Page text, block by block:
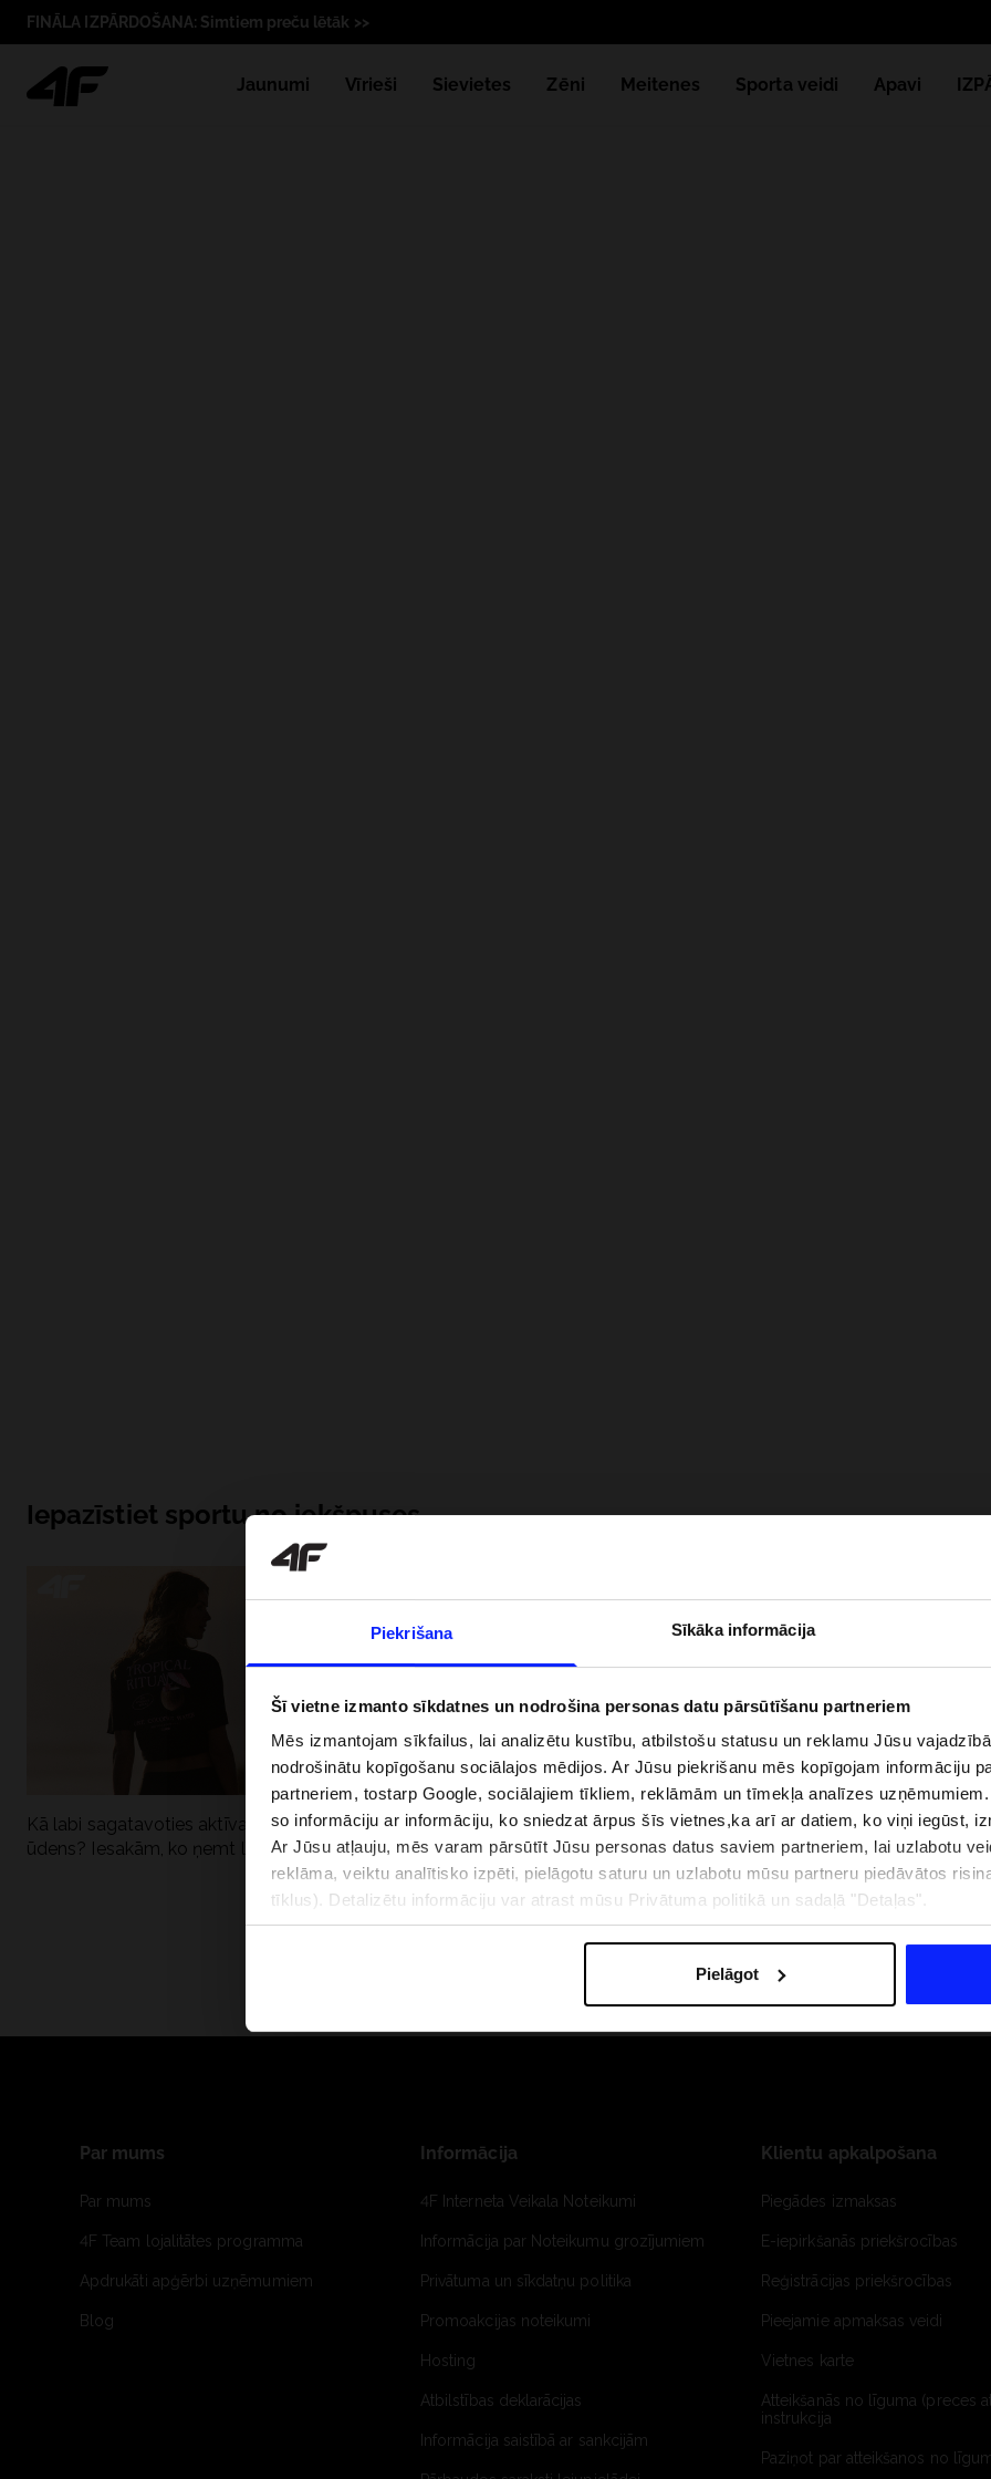
Piekrišana Sīkāka informācija
Šī vietne izmanto sīkdatnes un nodrošina personas datu pārsūtīšanu partneriem
Mēs izmantojam sīkfailus, lai analizētu kustību, atbilstošu statusu un reklamu Jūsu
nodrošinātu kopīgošanu sociālajos mēdijos. Ar Jūsu piekrišanu mēs kopīgojam informāciju
partneriem, tostarp Google, sociālajiem tīkliem, reklāmām un tīmekļa analīzes
so informāciju ar informāciju, ko sniedzat ārpus šīs vietnes,ka arī ar datiem, ko viņi iegūst,
Ar Jūsu atļauju, mēs varam pārsūtīt Jūsu personas datus saviem partneriem, lai uzlabotu
reklāma, veiktu analītisko izpēti, pielāgotu saturu un uzlabotu mūsu partneru piedāvātos
tīklus). Detalizētu informāciju var atrast mūsu Privātuma politikā un sadaļā "Detaļas".
Pielāgot
FINĀLA IZPĀRDOŠANA: Simtiem preču lētāk >>
Jaunumi Vīrieši Sievietes Zēni Meitenes Sporta veidi Apavi
Iepazīstiet sportu no iekšpuses
Kā labi sagatavoties aktīvai dienai pie
ūdens? Iesakām, ko ņemt līdzi
Kāpēc UV aizsardzībai pie ūdens jābūt
dubultai: UPF apģērbs + SPF
Jaunā 4F tenisa un padela kolekcija.
Sportiska funkcionalitāte satiekas ar
mūsdienīgu stilu
VEIKALU ADRESES B2B 4F TEAM LOJALITĀTES
Par mums
Par mums
4F Team lojalitātes programma
Apdrukāti apģērbi uzņēmumiem
Blog
Informācija
4F Interneta Veikala Noteikumi
Informācija par Noteikumu grozījumiem
Privātuma un sīkdatņu politika
Promoakcijas noteikumi
Hosting
Atbilstības deklarācijas
Informācija saistībā ar sankcijām
Klientu apkalpošana
Piegādes izmaksas
E-iepirkšanās priekšrocības
Reģistrācijas priekšrocības
Pieejamie apmaksas veidi
Vietnes karte
Atteikšanās no līguma (preces
instrukcija
Paziņot par atteikšanos no